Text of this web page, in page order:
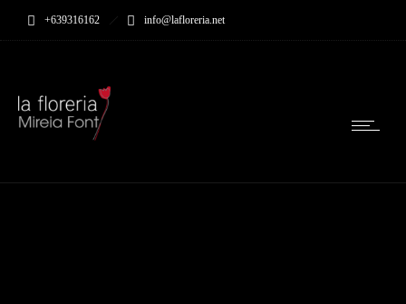
+639316162 info@lafloreria.net